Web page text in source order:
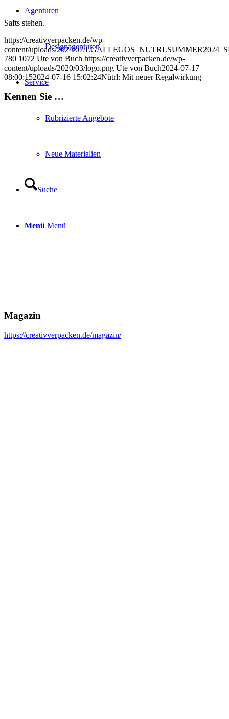
Agenturen
Designagenturen
Service
Rubrizierte Angebote
Neue Materialien
Suche
Menü Menü
Safts stehen.
https://creativverpacken.de/wp-
content/uploads/2024/07/
780 1072 Ute von Buch https://creativverpacken.de/wp-
content/uploads/2020/03/logo.png Ute von Buch2024-07-17
08:00:152024-07-16 15:02:24Nütrl: Mit neuer Regalwirkung
Kennen Sie …
Magazin
https://creativverpacken.de/magazin/